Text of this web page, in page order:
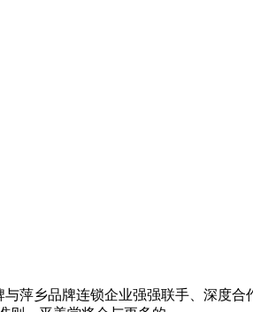
萍乡品牌连锁企业强强联手、深度合